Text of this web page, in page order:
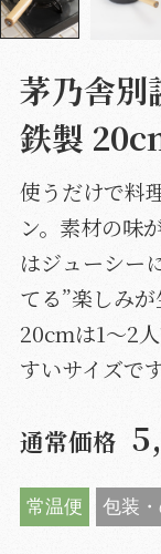
茅乃舎別
鉄製
使うだけで料
ン。素材の味
はジューシー
てる”楽しみ
20cmは1～2
すいサイズです
通常価格
常温便 包装